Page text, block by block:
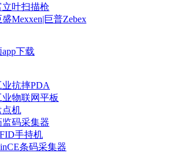
立叶扫描枪
盛Mexxen|巨普Zebex
下载
业抗摔PDA
业物联网平板
点机
监码采集器
手持机
条码采集器